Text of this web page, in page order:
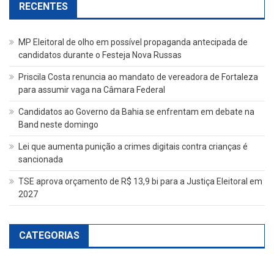
RECENTES
MP Eleitoral de olho em possível propaganda antecipada de
candidatos durante o Festeja Nova Russas
Priscila Costa renuncia ao mandato de vereadora de Fortaleza
para assumir vaga na Câmara Federal
Candidatos ao Governo da Bahia se enfrentam em debate na
Band neste domingo
Lei que aumenta punição a crimes digitais contra crianças é
sancionada
TSE aprova orçamento de R$ 13,9 bi para a Justiça Eleitoral em
2027
CATEGORIAS